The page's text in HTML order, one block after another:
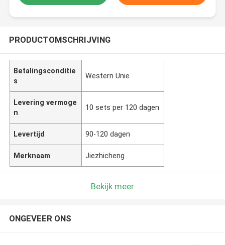
PRODUCTOMSCHRIJVING
Betalingsconditie
s
Western Unie
Levering vermoge
n
10 sets per 120 dagen
Levertijd 90-120 dagen
Merknaam Jiezhicheng
Bekijk meer
ONGEVEER ONS